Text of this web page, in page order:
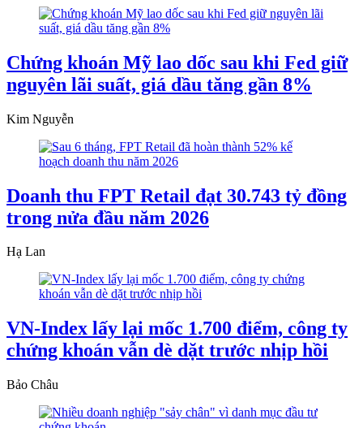
Chứng khoán Mỹ lao dốc sau khi Fed giữ
nguyên lãi suất, giá dầu tăng gần 8%
Kim Nguyễn
Doanh thu FPT Retail đạt 30.743 tỷ đồng
trong nửa đầu năm 2026
Hạ Lan
VN-Index lấy lại mốc 1.700 điểm, công ty
chứng khoán vẫn dè dặt trước nhịp hồi
Bảo Châu